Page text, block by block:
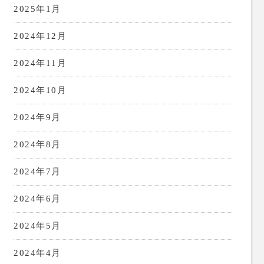
2025年1月
2024年12月
2024年11月
2024年10月
2024年9月
2024年8月
2024年7月
2024年6月
2024年5月
2024年4月